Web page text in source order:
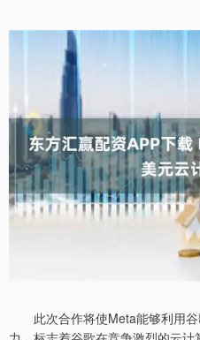
此次合作将使Meta能够利用谷